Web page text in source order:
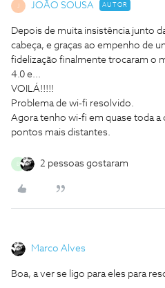
JOÃO SOUSA AUTOR
Depois de muita insistência junto
cabeça, e graças ao empenho de
fidelização finalmente trocaram o
4.0 e...
VOILÁ!!!!!
Problema de wi-fi resolvido.
Agora tenho wi-fi em quase toda a
pontos mais distantes.
2 pessoas gostaram
Marco Alves
Boa, a ver se ligo para eles para